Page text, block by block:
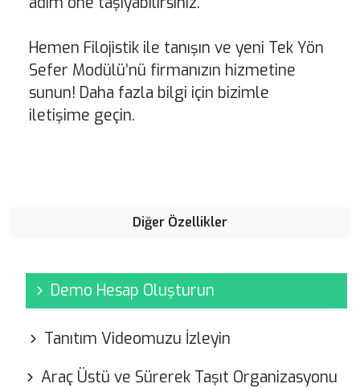
Hemen Filojistik ile tanışın ve yeni Tek Yön
Sefer Modülü’nü firmanızın hizmetine
sunun! Daha fazla bilgi için bizimle
iletişime geçin.
Diğer Özellikler
Demo Hesap Oluşturun
Tanıtım Videomuzu İzleyin
Araç Üstü ve Sürerek Taşıt Organizasyonu